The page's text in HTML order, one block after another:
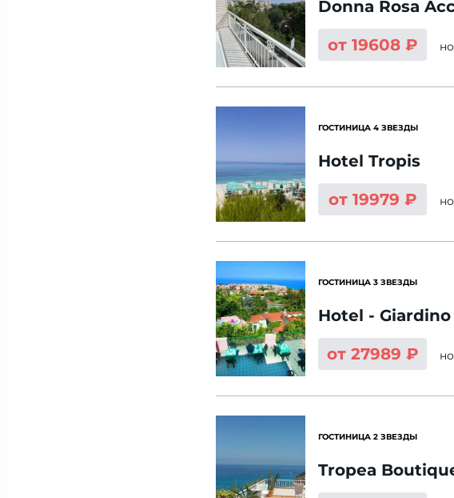
Donna Rosa
от 19608 ₽
ГОСТИНИЦА 4 ЗВЕЗДЫ
Hotel Tropis
от 19979 ₽
ГОСТИНИЦА 3 ЗВЕЗДЫ
Hotel -
от 27989 ₽
ГОСТИНИЦА 2 ЗВЕЗДЫ
Tropea